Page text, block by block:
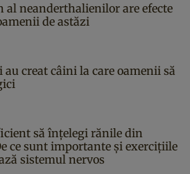
al neanderthalienilor are efecte
de astăzi
au creat câini la care oamenii să
să înțelegi rănile din
ce sunt importante și exercițiile
sistemul nervos